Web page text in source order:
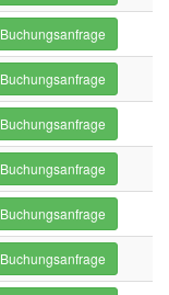
Buchungsanfrage
Buchungsanfrage
Buchungsanfrage
Buchungsanfrage
Buchungsanfrage
Buchungsanfrage